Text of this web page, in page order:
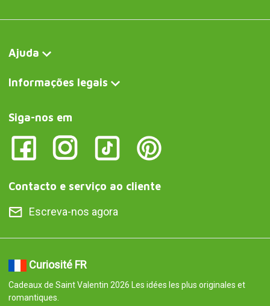
Ajuda
Informações legais
Siga-nos em
Contacto e serviço ao cliente
Escreva-nos agora
Curiosité FR
Cadeaux de Saint Valentin 2026 Les idées les plus originales et
romantiques.